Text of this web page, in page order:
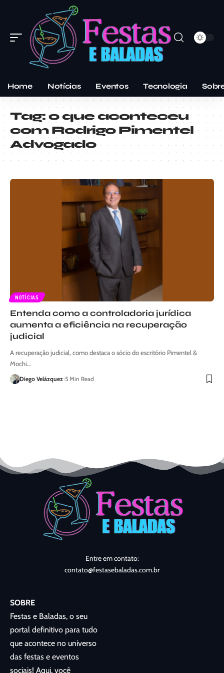
Home Notícias Eventos Tecnologia
Tag:o que aconteceu
com Rodrigo Pimentel
Advogado
NOTÍCIAS
Entenda como a controladoria jurídica
aumenta a eficiência na recuperação
judicial
A recuperação judicial, como destaca o sócio do escritório Pimentel &
Mochi…
Diego Velázquez 5 Min Read
Entre em contato:
contato@festasebaladas.com.br
SOBRE
Festas e Baladas, o seu
portal definitivo para tudo
que acontece no universo
das festas e eventos
sociais! Aqui, você